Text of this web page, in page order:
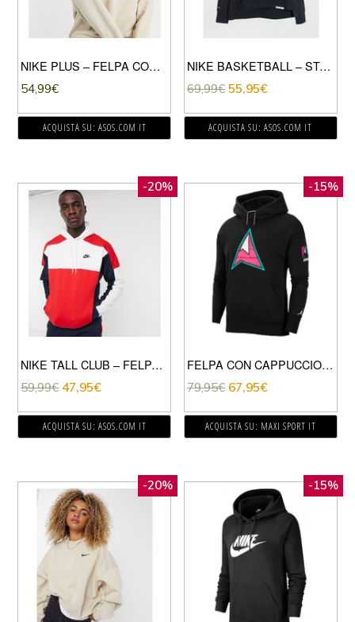
NIKE PLUS – FELPA CON CAPPUCCIO OVERSIZE CON MINI LOGO NIKE COLOR AVENA-BEIGE
54,99€
ACQUISTA SU: ASOS.COM IT
NIKE BASKETBALL – STANDARD ISSUE – FELPA CON CAPPUCCIO CON LOGO FLY COLORE NERO
69,99€ 55,95€
ACQUISTA SU: ASOS.COM IT
-20%
NIKE TALL CLUB – FELPA CON CAPPUCCIO COLORBLOCK ROSSA/BLU NAVY-ROSSO
59,99€ 47,95€
ACQUISTA SU: ASOS.COM IT
-15%
FELPA CON CAPPUCCIO WINTER UTILITY
79,95€ 67,95€
ACQUISTA SU: MAXI SPORT IT
-20% -15%